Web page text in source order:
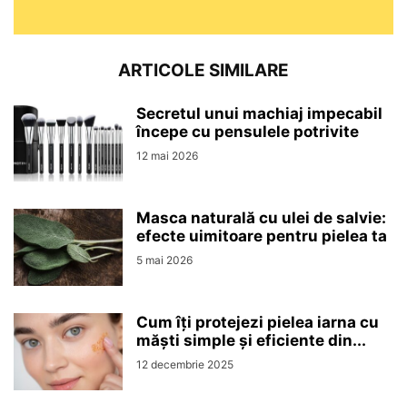
ARTICOLE SIMILARE
Secretul unui machiaj impecabil
începe cu pensulele potrivite
12 mai 2026
Masca naturală cu ulei de salvie:
efecte uimitoare pentru pielea ta
5 mai 2026
Cum îți protejezi pielea iarna cu
măști simple și eficiente din...
12 decembrie 2025